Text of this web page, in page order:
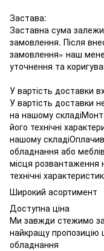
Застава:
Заставна сума
замовлення. Після
замовлення» наш
уточнення та
У вартість доставки
У вартість доставки
на нашому
його технічні
нашому
обладнання або
місця
технічні
Широкий асортимент
Доступна ціна
Ми завжди стежимо
найкращу пропозицію
обладнання